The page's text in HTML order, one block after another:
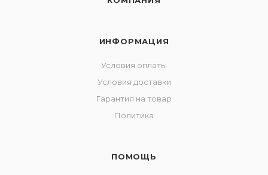
ИНФОРМАЦИЯ
Условия оплаты
Условия доставки
Гарантия на товар
Политика
ПОМОЩЬ